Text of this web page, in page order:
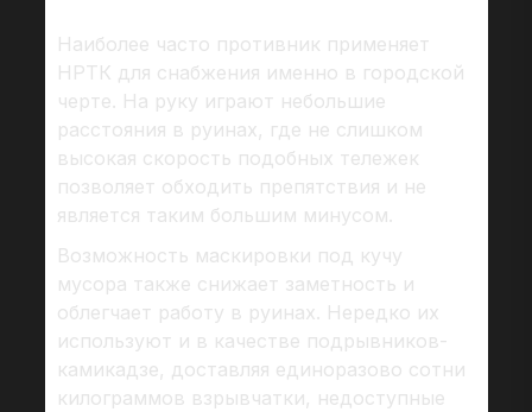
Наиболее часто противник применяет
НРТК для снабжения именно в городской
черте. На руку играют небольшие
расстояния в руинах, где не слишком
высокая скорость подобных тележек
позволяет обходить препятствия и не
является таким большим минусом.
Возможность маскировки под кучу
мусора также снижает заметность и
облегчает работу в руинах. Нередко их
используют и в качестве подрывников-
камикадзе, доставляя единоразово сотни
килограммов взрывчатки, недоступные